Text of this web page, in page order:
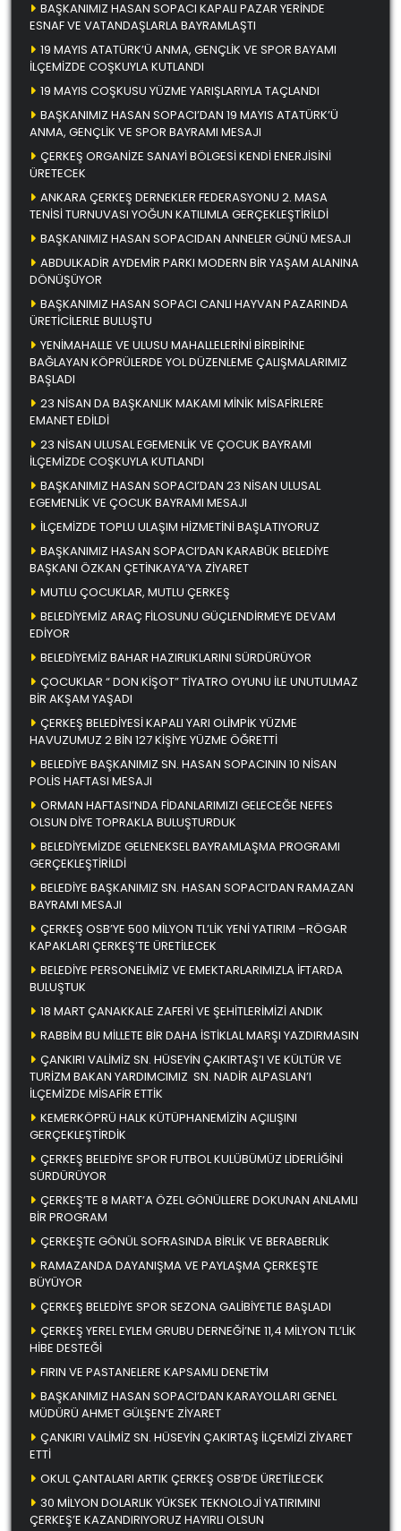
BAŞKANIMIZ HASAN SOPACI KAPALI PAZAR YERİNDE
ESNAF VE VATANDAŞLARLA BAYRAMLAŞTI
19 MAYIS ATATÜRK’Ü ANMA, GENÇLİK VE SPOR BAYAMI
İLÇEMİZDE COŞKUYLA KUTLANDI
19 MAYIS COŞKUSU YÜZME YARIŞLARIYLA TAÇLANDI
BAŞKANIMIZ HASAN SOPACI’DAN 19 MAYIS ATATÜRK’Ü
ANMA, GENÇLİK VE SPOR BAYRAMI MESAJI
ÇERKEŞ ORGANİZE SANAYİ BÖLGESİ KENDİ ENERJİSİNİ
ÜRETECEK
ANKARA ÇERKEŞ DERNEKLER FEDERASYONU 2. MASA
TENİSİ TURNUVASI YOĞUN KATILIMLA GERÇEKLEŞTİRİLDİ
BAŞKANIMIZ HASAN SOPACIDAN ANNELER GÜNÜ MESAJI
ABDULKADİR AYDEMİR PARKI MODERN BİR YAŞAM ALANINA
DÖNÜŞÜYOR
BAŞKANIMIZ HASAN SOPACI CANLI HAYVAN PAZARINDA
ÜRETİCİLERLE BULUŞTU
YENİMAHALLE VE ULUSU MAHALLELERİNİ BİRBİRİNE
BAĞLAYAN KÖPRÜLERDE YOL DÜZENLEME ÇALIŞMALARIMIZ
BAŞLADI
23 NİSAN DA BAŞKANLIK MAKAMI MİNİK MİSAFİRLERE
EMANET EDİLDİ
23 NİSAN ULUSAL EGEMENLİK VE ÇOCUK BAYRAMI
İLÇEMİZDE COŞKUYLA KUTLANDI
BAŞKANIMIZ HASAN SOPACI’DAN 23 NİSAN ULUSAL
EGEMENLİK VE ÇOCUK BAYRAMI MESAJI
İLÇEMİZDE TOPLU ULAŞIM HİZMETİNİ BAŞLATIYORUZ
BAŞKANIMIZ HASAN SOPACI’DAN KARABÜK BELEDİYE
BAŞKANI ÖZKAN ÇETİNKAYA’YA ZİYARET
MUTLU ÇOCUKLAR, MUTLU ÇERKEŞ
BELEDİYEMİZ ARAÇ FİLOSUNU GÜÇLENDİRMEYE DEVAM
EDİYOR
BELEDİYEMİZ BAHAR HAZIRLIKLARINI SÜRDÜRÜYOR
ÇOCUKLAR “ DON KİŞOT” TİYATRO OYUNU İLE UNUTULMAZ
BİR AKŞAM YAŞADI
ÇERKEŞ BELEDİYESİ KAPALI YARI OLİMPİK YÜZME
HAVUZUMUZ 2 BİN 127 KİŞİYE YÜZME ÖĞRETTİ
BELEDİYE BAŞKANIMIZ SN. HASAN SOPACININ 10 NİSAN
POLİS HAFTASI MESAJI
ORMAN HAFTASI’NDA FİDANLARIMIZI GELECEĞE NEFES
OLSUN DİYE TOPRAKLA BULUŞTURDUK
BELEDİYEMİZDE GELENEKSEL BAYRAMLAŞMA PROGRAMI
GERÇEKLEŞTİRİLDİ
BELEDİYE BAŞKANIMIZ SN. HASAN SOPACI’DAN RAMAZAN
BAYRAMI MESAJI
ÇERKEŞ OSB’YE 500 MİLYON TL’LİK YENİ YATIRIM –RÖGAR
KAPAKLARI ÇERKEŞ’TE ÜRETİLECEK
BELEDİYE PERSONELİMİZ VE EMEKTARLARIMIZLA İFTARDA
BULUŞTUK
18 MART ÇANAKKALE ZAFERİ VE ŞEHİTLERİMİZİ ANDIK
RABBİM BU MİLLETE BİR DAHA İSTİKLAL MARŞI YAZDIRMASIN
ÇANKIRI VALİMİZ SN. HÜSEYİN ÇAKIRTAŞ’I VE KÜLTÜR VE
TURİZM BAKAN YARDIMCIMIZ SN. NADİR ALPASLAN’I
İLÇEMİZDE MİSAFİR ETTİK
KEMERKÖPRÜ HALK KÜTÜPHANEMİZİN AÇILIŞINI
GERÇEKLEŞTİRDİK
ÇERKEŞ BELEDİYE SPOR FUTBOL KULÜBÜMÜZ LİDERLİĞİNİ
SÜRDÜRÜYOR
ÇERKEŞ’TE 8 MART’A ÖZEL GÖNÜLLERE DOKUNAN ANLAMLI
BİR PROGRAM
ÇERKEŞTE GÖNÜL SOFRASINDA BİRLİK VE BERABERLİK
RAMAZANDA DAYANIŞMA VE PAYLAŞMA ÇERKEŞTE
BÜYÜYOR
ÇERKEŞ BELEDİYE SPOR SEZONA GALİBİYETLE BAŞLADI
ÇERKEŞ YEREL EYLEM GRUBU DERNEĞİ’NE 11,4 MİLYON TL’LİK
HİBE DESTEĞİ
FIRIN VE PASTANELERE KAPSAMLI DENETİM
BAŞKANIMIZ HASAN SOPACI’DAN KARAYOLLARI GENEL
MÜDÜRÜ AHMET GÜLŞEN’E ZİYARET
ÇANKIRI VALİMİZ SN. HÜSEYİN ÇAKIRTAŞ İLÇEMİZİ ZİYARET
ETTİ
OKUL ÇANTALARI ARTIK ÇERKEŞ OSB’DE ÜRETİLECEK
30 MİLYON DOLARLIK YÜKSEK TEKNOLOJİ YATIRIMINI
ÇERKEŞ’E KAZANDIRIYORUZ HAYIRLI OLSUN